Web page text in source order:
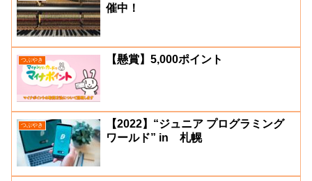
催中！
つぶやき 【懸賞】5,000ポイント
つぶやき
【2022】“ジュニア プログラミング
ワールド” in 札幌